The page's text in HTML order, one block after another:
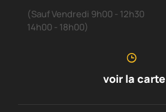
(Sauf Vendredi 9h00 - 12h30
14h00 - 18h00)
voir la carte